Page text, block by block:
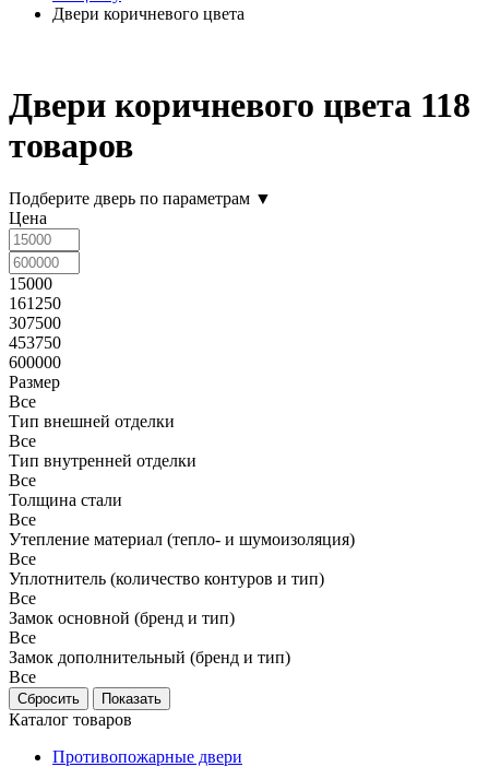
Двери коричневого цвета
Двери коричневого цвета 118
товаров
Подберите дверь по параметрам ▼
Цена
15000
161250
307500
453750
600000
Размер
Все
Тип внешней отделки
Все
Тип внутренней отделки
Все
Толщина стали
Все
Утепление материал (тепло- и шумоизоляция)
Все
Уплотнитель (количество контуров и тип)
Все
Замок основной (бренд и тип)
Все
Замок дополнительный (бренд и тип)
Все
Каталог товаров
Противопожарные двери